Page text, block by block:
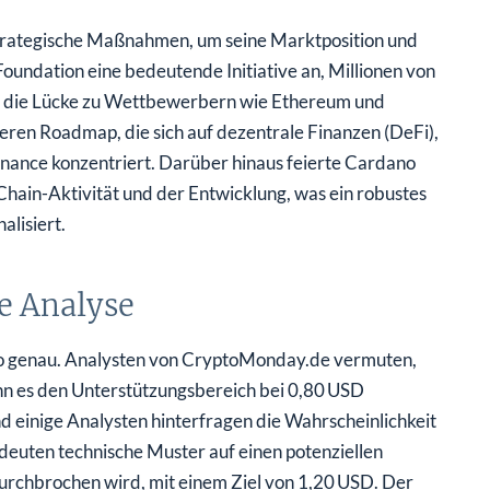
Maßnahmen, um seine Marktposition und
eine bedeutende Initiative an, Millionen von
Lücke zu Wettbewerbern wie Ethereum und
Roadmap, die sich auf dezentrale Finanzen (DeFi),
konzentriert. Darüber hinaus feierte Cardano
Aktivität und der Entwicklung, was ein robustes
Analyse
Analysten von CryptoMonday.de vermuten,
es den Unterstützungsbereich bei 0,80 USD
einige Analysten hinterfragen die Wahrscheinlichkeit
technische Muster auf einen potenziellen
wird, mit einem Ziel von 1,20 USD. Der